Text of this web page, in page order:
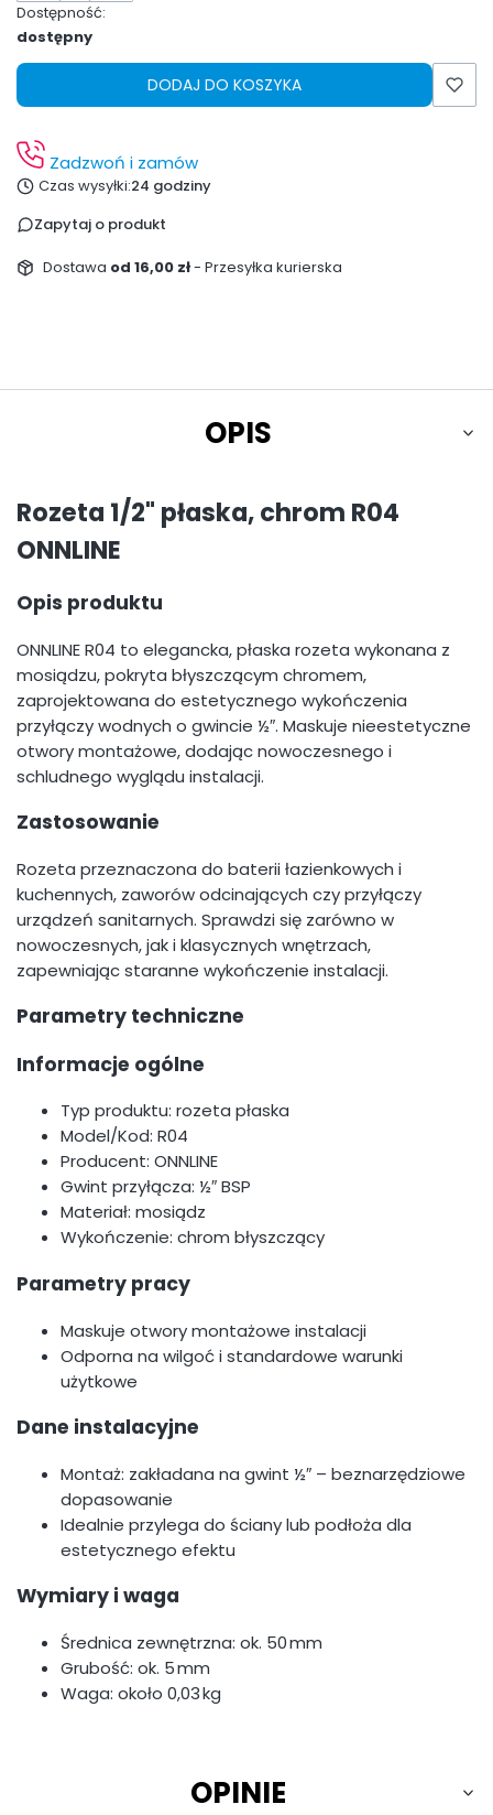
Dostępność:
dostępny
DODAJ DO KOSZYKA
Zadzwoń i zamów
Czas wysyłki:24 godziny
Zapytaj o produkt
Dostawa od 16,00 zł- Przesyłka kurierska
OPIS
Rozeta 1/2" płaska, chrom R04
ONNLINE
Opis produktu
ONNLINE R04 to elegancka, płaska rozeta wykonana z
mosiądzu, pokryta błyszczącym chromem,
zaprojektowana do estetycznego wykończenia
przyłączy wodnych o gwincie ½″. Maskuje nieestetyczne
otwory montażowe, dodając nowoczesnego i
schludnego wyglądu instalacji.
Zastosowanie
Rozeta przeznaczona do baterii łazienkowych i
kuchennych, zaworów odcinających czy przyłączy
urządzeń sanitarnych. Sprawdzi się zarówno w
nowoczesnych, jak i klasycznych wnętrzach,
zapewniając staranne wykończenie instalacji.
Parametry techniczne
Informacje ogólne
Typ produktu: rozeta płaska
Model/Kod: R04
Producent: ONNLINE
Gwint przyłącza: ½″ BSP
Materiał: mosiądz
Wykończenie: chrom błyszczący
Parametry pracy
Maskuje otwory montażowe instalacji
Odporna na wilgoć i standardowe warunki
użytkowe
Dane instalacyjne
Montaż: zakładana na gwint ½″ – beznarzędziowe
dopasowanie
Idealnie przylega do ściany lub podłoża dla
estetycznego efektu
Wymiary i waga
Średnica zewnętrzna: ok. 50 mm
Grubość: ok. 5 mm
Waga: około 0,03 kg
OPINIE